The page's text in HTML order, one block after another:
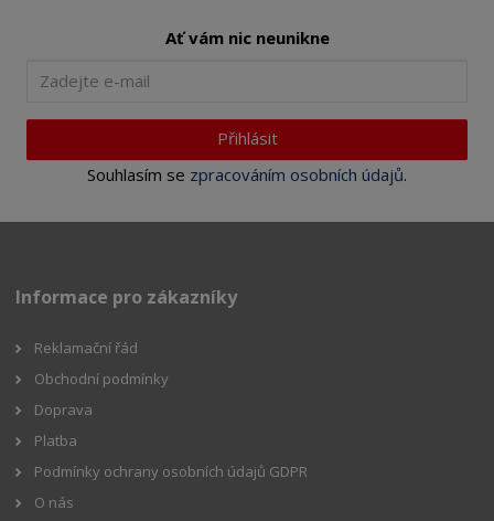
Ať vám nic neunikne
Přihlásit
Souhlasím se zpracováním osobních údajů.
Informace pro zákazníky
Reklamační řád
Obchodní podmínky
Doprava
Platba
Podmínky ochrany osobních údajů GDPR
O nás